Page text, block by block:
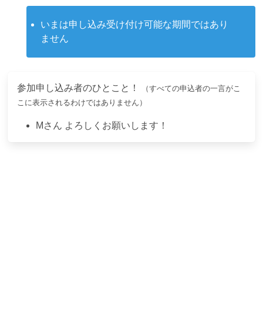
いまは申し込み受け付け可能な期間ではあり
ません
参加申し込み者のひとこと！
（すべての申込者の一言がこ
こに表示されるわけではありません）
M さん よろしくお願いします！